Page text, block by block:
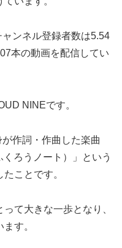
ンネル登録者数は5.54
本の動画を配信してい
NINEです。
作詞・作曲した楽曲
くろうノート）」という
ことです。
て大きな一歩となり、
す。